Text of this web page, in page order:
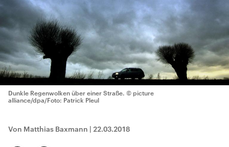
Dunkle Regenwolken über einer Straße. © picture
alliance/dpa/Foto: Patrick Pleul
Von Matthias Baxmann | 22.03.2018